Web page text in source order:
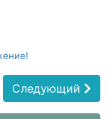
Следующий